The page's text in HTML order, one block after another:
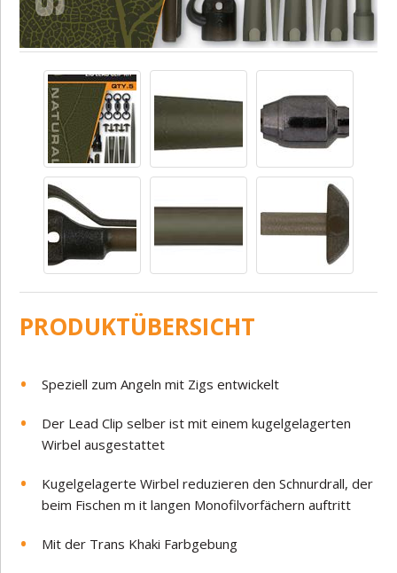
PRODUKTÜBERSICHT
Speziell zum Angeln mit Zigs entwickelt
Der Lead Clip selber ist mit einem kugelgelagerten
Wirbel ausgestattet
Kugelgelagerte Wirbel reduzieren den Schnurdrall, der
beim Fischen m it langen Monofilvorfächern auftritt
Mit der Trans Khaki Farbgebung